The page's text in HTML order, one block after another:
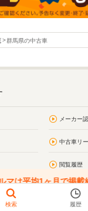
群馬県の中古車
メーカー
中古車リ
閲覧履歴
プライバ
マは平均1ヶ月で掲載
なる前にお問い合わせくだ
検索 履歴